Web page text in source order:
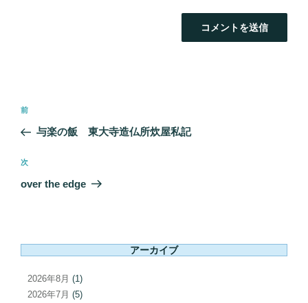
ナ
ビ
ー
ン
前
の
稿
前
与楽の飯 東大寺造仏所炊屋私記
次
の
次
over the edge
アーカイブ
2026年8月 (1)
2026年7月 (5)